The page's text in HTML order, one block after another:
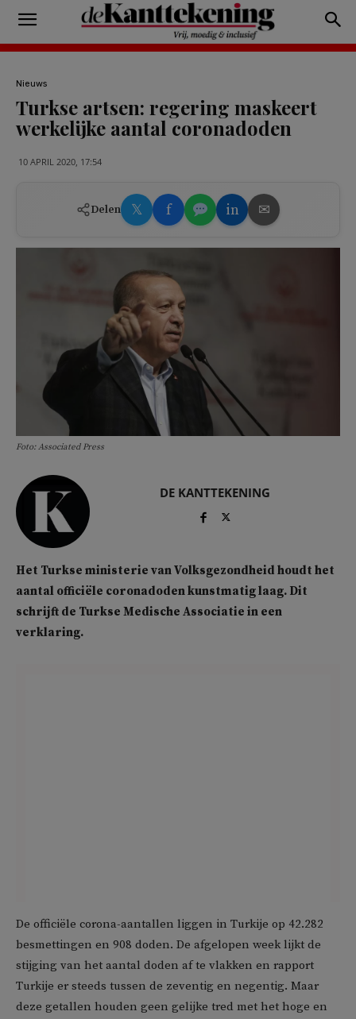
Nieuws
Turkse artsen: regering maskeert
werkelijke aantal coronadoden
10 APRIL 2020, 17:54
Delen 𝕏 f in ✉
Foto: Associated Press
DE KANTTEKENING
Het Turkse ministerie van Volksgezondheid houdt het
aantal officiële coronadoden kunstmatig laag. Dit
schrijft de Turkse Medische Associatie in een
verklaring.
De officiële corona-aantallen liggen in Turkije op 42.282
besmettingen en 908 doden. De afgelopen week lijkt de
stijging van het aantal doden af te vlakken en rapport
Turkije er steeds tussen de zeventig en negentig. Maar
deze getallen houden geen gelijke tred met het hoge en